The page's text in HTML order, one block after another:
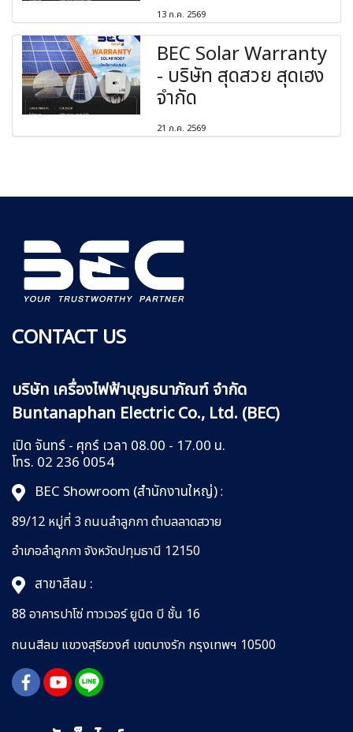
13 ก.ค. 2569
BEC Solar Warranty
- บริษัท สุดสวย สุดเฮง
จำกัด
21 ก.ค. 2569
CONTACT US
บริษัท เครื่องไฟฟ้าบุญธนาภัณฑ์ จำกัด
Buntanaphan Electric Co., Ltd. (BEC)
เปิด จันทร์ - ศุกร์ เวลา 08.00 - 17.00 น.
โทร. 02 236 0054
BEC Showroom (สำนักงานใหญ่):
89/12 หมู่ที่ 3 ถนนลำลูกกาตำบลลาดสวาย
อำเภอลำลูกกาจังหวัดปทุมธานี 12150
สาขาสีลม :
88 อาคารปาโซ่ ทาวเวอร์ ยูนิต บี ชั้น 16
ถนนสีลม แขวงสุริยวงศ์ เขตบางรัก กรุงเทพฯ 10500